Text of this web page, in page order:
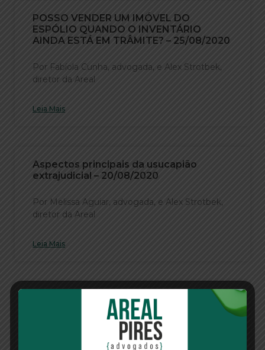
POSSO VENDER UM IMÓVEL DO
ESPÓLIO QUANDO O INVENTÁRIO
AINDA ESTÁ EM TRÂMITE? – 25/08/2020
Por Fabíola Cunha, advogada, e Alex Strotbek,
diretor da Areal
Leia Mais
Aspectos principais da usucapião
extrajudicial – 20/08/2020
Por Melissa Aguiar, advogada, e Alex Strotbek,
diretor da Areal
Leia Mais
Acessoria – 21/08/2020
Nossa advogada associada Regina Helena
Moema José da Silva concedeu